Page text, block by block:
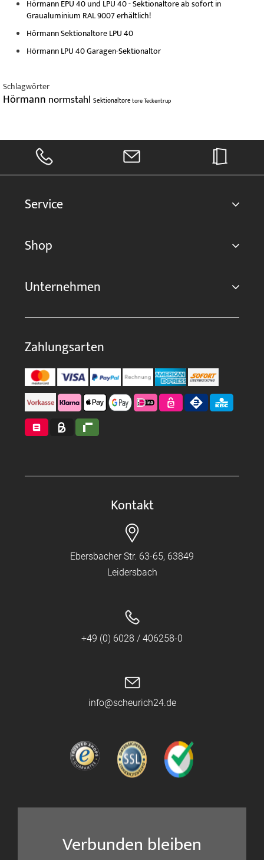
Hörmann EPU 40 und LPU 40 - Sektionaltore ab sofort in
Graualuminium RAL 9007 erhältlich!
Hörmann Sektionaltore LPU 40
Hörmann LPU 40 Garagen-Sektionaltor
Schlagwörter
Hörmann normstahl SektionaltoretoreTeckentrup
Service
Shop
Unternehmen
Zahlungsarten
Kontakt
Ebersbacher Str. 63-65, 63849
Leidersbach
+49 (0) 6028 / 406258-0
info@scheurich24.de
Verbunden bleiben